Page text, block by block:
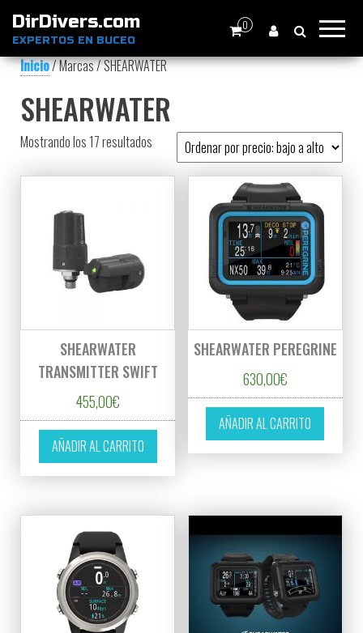
DirDivers.com
EXPERTOS EN BUCEO
0
Inicio/ Marcas / SHEARWATER
SHEARWATER
Mostrando los 17 resultados Ordenado por precio: bajo a alto
SHEARWATER
TRANSMITTER SWIFT
455,00€
AÑADIR AL CARRITO
SHEARWATER PEREGRINE
630,00€
AÑADIR AL CARRITO